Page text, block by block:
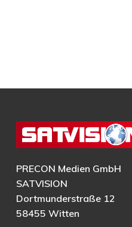
PRECON Medien GmbH
SATVISION
Dortmunderstraße 12
58455 Witten